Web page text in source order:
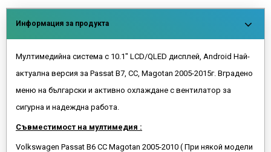
Информация за продукта
Мултимедийна система с 10.1" LCD/QLED дисплей, Android Най-
актуална версия за Passat B7, CC, Magotan 2005-2015г. Вградено
меню на български и активно охлаждане с вентилатор за
сигурна и надеждна работа.
Съвместимост на мултимедия :
Volkswagen Passat B6 CC Magotan 2005-2010 ( При някой модели